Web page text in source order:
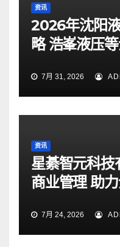
资讯
2026年沈阳
略 浩峯液压
7月 31, 2026
资讯
星綦智元科
商业管理 助
7月 24, 2026